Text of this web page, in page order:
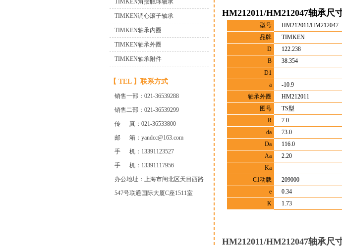
TIMKEN角接触球轴承
TIMKEN调心滚子轴承
TIMKEN轴承内圈
TIMKEN轴承外圈
TIMKEN轴承附件
【 TEL 】 联系方式
销售一部：021-36539288
销售二部：021-36539299
传 真：021-36533800
邮 箱：yandcc@163.com
手 机：13391123527
手 机：13391117956
办公地址：上海市闸北区天目西路
547号联通国际大厦C座1511室
HM212011/HM212047轴承尺
型号 HM212011/HM212047
品牌
TIMKEN
D
122.238
B
38.354
D1
a
-10.9
轴承外圈
HM212011
图号
TS型
R
7.0
da
73.0
Da
116.0
Aa
2.20
Ka
C1动载
209000
e
0.34
K
1.73
HM212011/HM212047轴承尺